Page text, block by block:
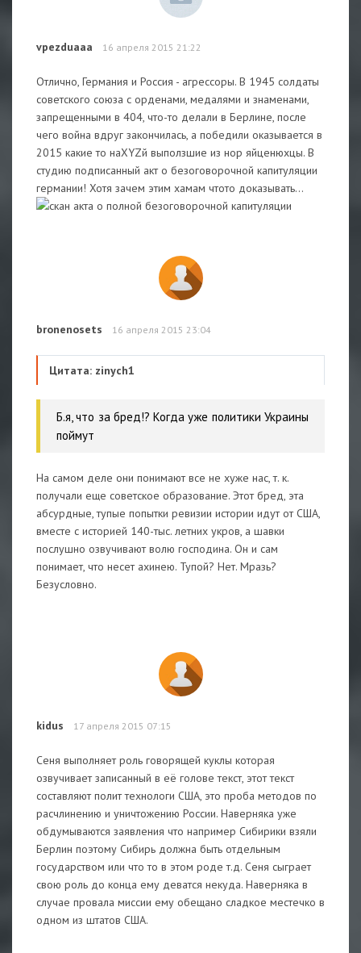
vpezduaaa 16 апреля 2015 21:22
Отлично, Германия и Россия - агрессоры. В 1945 солдаты
советского союза с орденами, медалями и знаменами,
запрещенными в 404, что-то делали в Берлине, после
чего война вдруг закончилась, а победили оказывается в
2015 какие то наXYZй выползшие из нор яйценюхцы. В
студию подписанный акт о безоговорочной капитуляции
германии! Хотя зачем этим хамам чтото доказывать...
bronenosets 16 апреля 2015 23:04
Цитата: zinych1
Б.я, что за бред!? Когда уже политики Украины
поймут
На самом деле они понимают все не хуже нас, т. к.
получали еще советское образование. Этот бред, эта
абсурдные, тупые попытки ревизии истории идут от США,
вместе с историей 140-тыс. летних укров, а шавки
послушно озвучивают волю господина. Он и сам
понимает, что несет ахинею. Тупой? Нет. Мразь?
Безусловно.
kidus 17 апреля 2015 07:15
Сеня выполняет роль говорящей куклы которая
озвучивает записанный в её голове текст, этот текст
составляют полит технологи США, это проба методов по
расчлинению и уничтожению России. Наверняка уже
обдумываются заявления что например Сибирики взяли
Берлин поэтому Сибирь должна быть отдельным
государством или что то в этом роде т.д. Сеня сыграет
свою роль до конца ему деватся некуда. Наверняка в
случае провала миссии ему обещано сладкое местечко в
одном из штатов США.